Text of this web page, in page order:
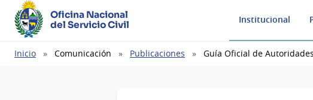
Oficina Nacional
del Servicio Civil
Institucional
Ruta
Inicio Comunicación Publicaciones Guía Oficial de